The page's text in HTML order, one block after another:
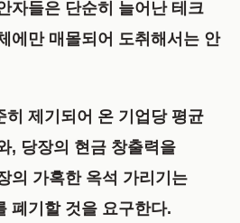
자들은 단순히 늘어난 테크
에만 매몰되어 도취해서는 안
히 제기되어 온 기업당 평균
, 당장의 현금 창출력을
의 가혹한 옥석 가리기는
폐기할 것을 요구한다.